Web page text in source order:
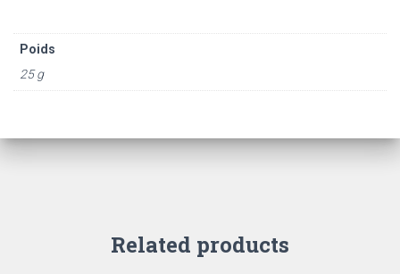
Poids
25 g
Related products